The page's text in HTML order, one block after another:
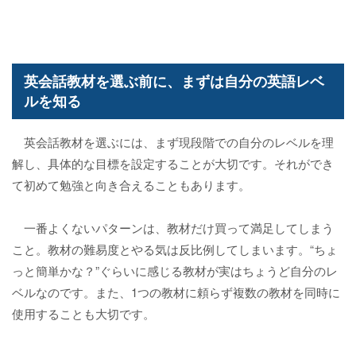
英会話教材を選ぶ前に、まずは自分の英語レベ
ルを知る
英会話教材を選ぶには、まず現段階での自分のレベルを理
解し、具体的な目標を設定することが大切です。それができ
て初めて勉強と向き合えることもあります。
一番よくないパターンは、教材だけ買って満足してしまう
こと。教材の難易度とやる気は反比例してしまいます。“ちょ
っと簡単かな？”ぐらいに感じる教材が実はちょうど自分のレ
ベルなのです。また、1つの教材に頼らず複数の教材を同時に
使用することも大切です。